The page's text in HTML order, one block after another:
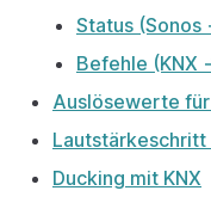
Status (Sonos
Befehle (KNX
Auslösewerte
Lautstärkeschritt
Ducking mit KNX